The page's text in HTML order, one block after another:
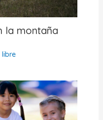
la montaña
libre